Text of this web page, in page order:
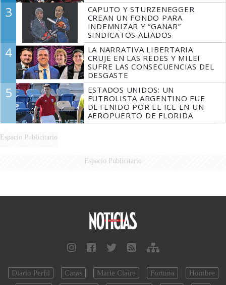
3
CAPUTO Y STURZENEGGER
CREAN UN FONDO PARA
INDEMNIZAR Y “GANAR”
SINDICATOS ALIADOS
4
LA NARRATIVA LIBERTARIA
CRUJE EN LAS REDES Y MILEI
SUFRE LAS CONSECUENCIAS DEL
DESGASTE
5
ESTADOS UNIDOS: UN
FUTBOLISTA ARGENTINO FUE
DETENIDO POR EL ICE EN UN
AEROPUERTO DE FLORIDA
Espacio Publicitario
Espacio Publicitario
Diario Perfil Caras Marie Claire Fortuna
Hombre